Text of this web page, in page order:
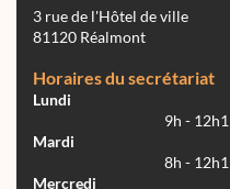
3 rue de l'Hôtel de ville
81120 Réalmont
Horaires du secrétariat
Lundi
9h -
Mardi
8h -
Mercredi